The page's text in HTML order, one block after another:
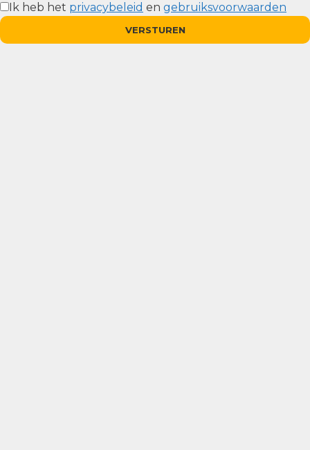
Ik heb het privacybeleid en gebruiksvoorwaarden